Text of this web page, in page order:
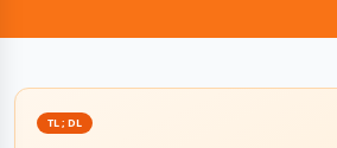
TL ; DL